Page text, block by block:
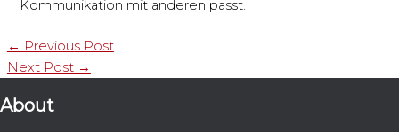
Kommunikation mit anderen passt.
← Previous Post
Next Post →
About